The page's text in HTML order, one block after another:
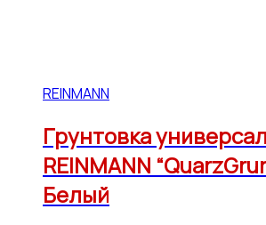
REINMANN
Грунтовка
REINMANN
Белый